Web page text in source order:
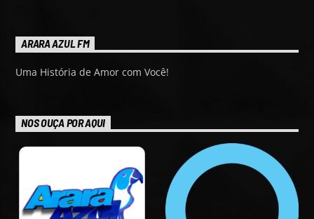
ARARA AZUL FM
Uma História de Amor com Você!
NOS OUÇA POR AQUI